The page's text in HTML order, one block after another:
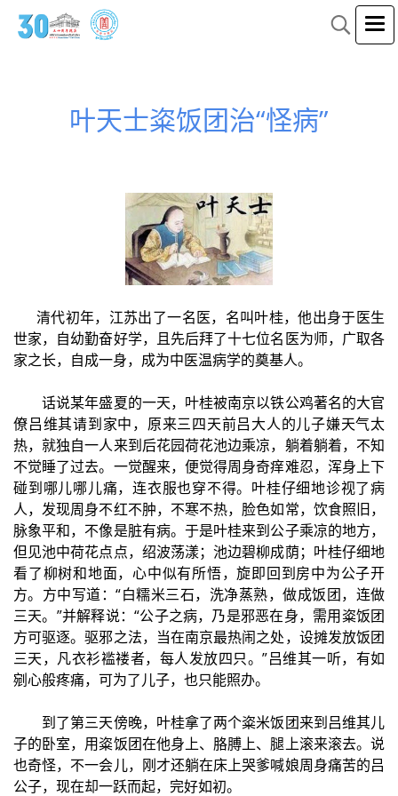
叶天士粢饭团治“怪病”
清代初年，江苏出了一名医，名叫叶桂，他出身于医生
世家，自幼勤奋好学，且先后拜了十七位名医为师，广取各
家之长，自成一身，成为中医温病学的奠基人。
话说某年盛夏的一天，叶桂被南京以铁公鸡著名的大官
僚吕维其请到家中，原来三四天前吕大人的儿子嫌天气太
热，就独自一人来到后花园荷花池边乘凉，躺着躺着，不知
不觉睡了过去。一觉醒来，便觉得周身奇痒难忍，浑身上下
碰到哪儿哪儿痛，连衣服也穿不得。叶桂仔细地诊视了病
人，发现周身不红不肿，不寒不热，脸色如常，饮食照旧，
脉象平和，不像是脏有病。于是叶桂来到公子乘凉的地方，
但见池中荷花点点，绍波荡漾；池边碧柳成荫；叶桂仔细地
看了柳树和地面，心中似有所悟，旋即回到房中为公子开
方。方中写道：“白糯米三石，洗净蒸熟，做成饭团，连做
三天。”并解释说：“公子之病，乃是邪恶在身，需用粢饭团
方可驱逐。驱邪之法，当在南京最热闹之处，设摊发放饭团
三天，凡衣衫褴褛者，每人发放四只。”吕维其一听，有如
剜心般疼痛，可为了儿子，也只能照办。
到了第三天傍晚，叶桂拿了两个粢米饭团来到吕维其儿
子的卧室，用粢饭团在他身上、胳膊上、腿上滚来滚去。说
也奇怪，不一会儿，刚才还躺在床上哭爹喊娘周身痛苦的吕
公子，现在却一跃而起，完好如初。